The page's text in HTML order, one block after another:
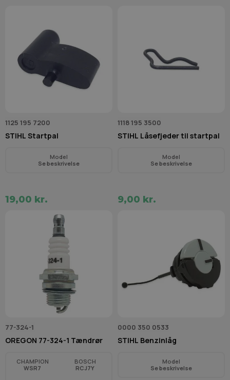
1125 195 7200
STIHL Startpal
Model
Se beskrivelse
19,00 kr.
1118 195 3500
STIHL Låsefjeder til startpal
Model
Se beskrivelse
9,00 kr.
77-324-1
OREGON 77-324-1 Tændrør
CHAMPION
WSR7
BOSCH
RCJ7Y
0000 350 0533
STIHL Benzinlåg
Model
Se beskrivelse